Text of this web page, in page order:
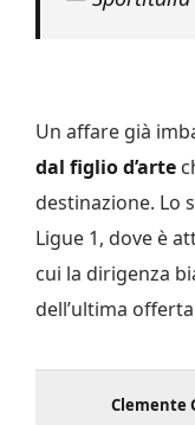
dal figlio d’arte
destinazione. Lo
Ligue 1, dove è
cui la dirigenza
dell’ultima
Clemente
Sono